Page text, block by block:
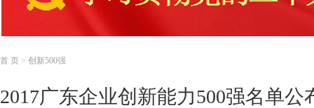
首 页 > 创新500强
2017广东企业创新能力500强名单公